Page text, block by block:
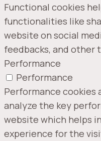
Functional cookies
functionalities like
website on social
feedbacks, and other
Performance
Performance
Performance cookies
analyze the key
website which helps
experience for the